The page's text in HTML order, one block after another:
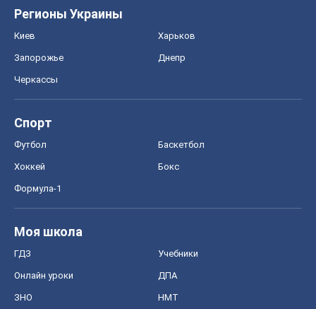
Регионы Украины
Киев Харьков
Запорожье Днепр
Черкассы
Спорт
Футбол Баскетбол
Хоккей Бокс
Формула-1
Моя школа
ГДЗ Учебники
Онлайн уроки ДПА
ЗНО НМТ